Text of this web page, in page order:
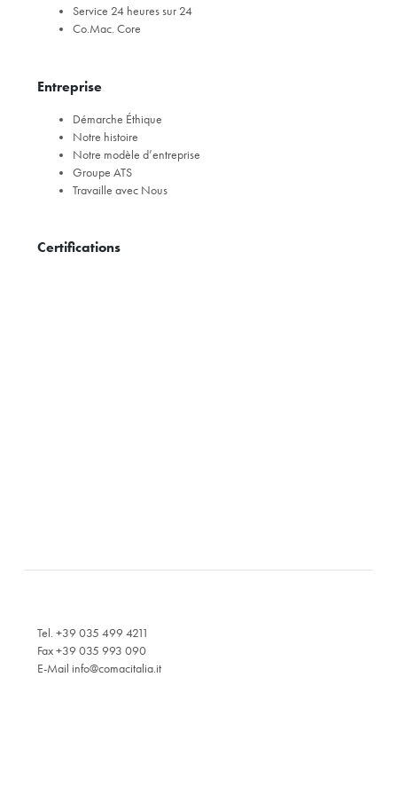
Service 24 heures sur 24
Co.Mac. Core
Entreprise
Démarche Éthique
Notre histoire
Notre modèle d’entreprise
Groupe ATS
Travaille avec Nous
Certifications
Tel. +39 035 499 4211
Fax +39 035 993 090
E-Mail info@comacitalia.it